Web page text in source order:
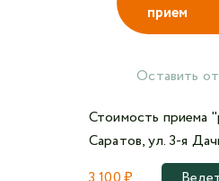
прием
Оставить
Стоимость приема
Саратов, ул. 3-я